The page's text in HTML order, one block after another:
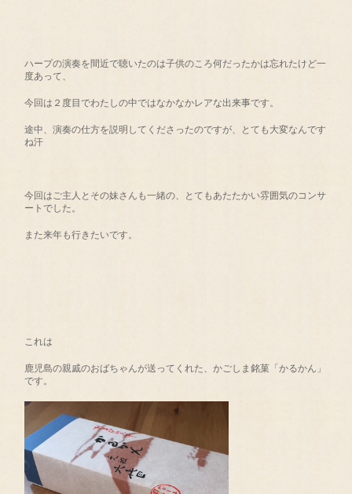
ハープの演奏を間近で聴いたのは子供のころ何だったかは忘れたけど一
度あって、
今回は２度目でわたしの中ではなかなかレアな出来事です。
途中、演奏の仕方を説明してくださったのですが、とても大変なんです
ね汗
今回はご主人とその妹さんも一緒の、とてもあたたかい雰囲気のコンサ
ートでした。
また来年も行きたいです。
これは
鹿児島の親戚のおばちゃんが送ってくれた、かごしま銘菓「かるかん」
です。